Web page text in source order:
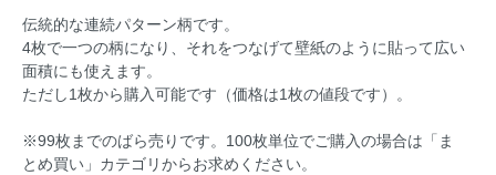
伝統的な連続パターン柄です。
4枚で一つの柄になり、それをつなげて壁紙のように貼って広い
面積にも使えます。
ただし1枚から購入可能です（価格は1枚の値段です）。
※99枚までのばら売りです。100枚単位でご購入の場合は「ま
とめ買い」カテゴリからお求めください。